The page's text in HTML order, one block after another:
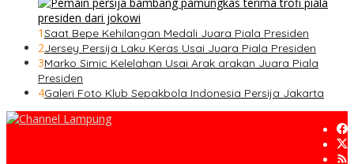
1Saat Bepe Kehilangan Medali Juara Piala Presiden
2Jersey Persija Laku Keras Usai Juara Piala Presiden
3Marko Simic Kelelahan Usai Arak arakan Juara Piala
Presiden
4Galeri Foto Klub Sepakbola Indonesia Persija Jakarta